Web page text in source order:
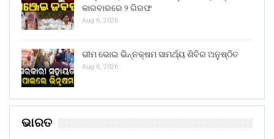
କାରବାରରେ ୨ ଗିରଫ
Aug 6, 2026
ଭୀମ ଭୋଇ ଭିନ୍ନକ୍ଷମ ସାମର୍ଥ୍ୟ ଶିବିର ଅନୁଷ୍ଠିତ
Aug 6, 2026
ଭାରତ